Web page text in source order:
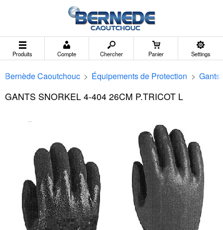
Produits Compte Chercher Panier Settings
Bernède Caoutchouc > Équipements de Protection > Gants
GANTS SNORKEL 4-404 26CM P.TRICOT L